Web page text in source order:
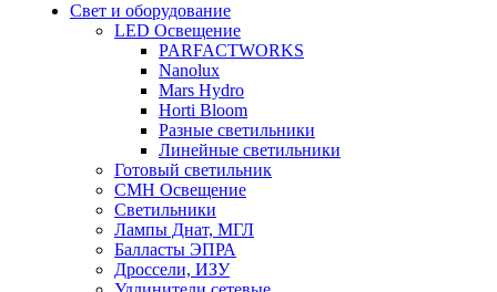
Свет и оборудование
LED Освещение
PARFACTWORKS
Nanolux
Mars Hydro
Horti Bloom
Разные светильники
Линейные светильники
Готовый светильник
CMH Освещение
Светильники
Лампы Днат, МГЛ
Балласты ЭПРА
Дроссели, ИЗУ